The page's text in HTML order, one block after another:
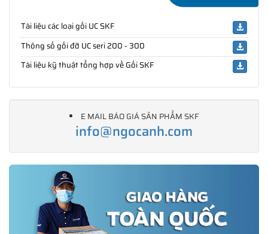
Tài liệu các loại gối UC SKF
Thông số gối đỡ UC seri 200 - 300
Tài liệu kỹ thuật tổng hợp về Gối SKF
E MAIL BÁO GIÁ SẢN PHẨM SKF
info@ngocanh.com